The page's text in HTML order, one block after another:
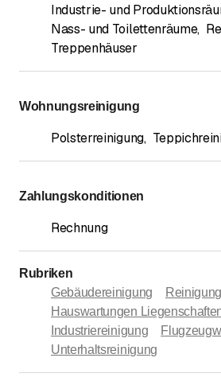
Industrie- und
Nass- und Toilettenräume,
Treppenhäuser
Wohnungsreinigung
Polsterreinigung,
Zahlungskonditionen
Rechnung
Rubriken
Gebäudereinigung
Hauswartungen
Industriereinigung
Unterhaltsreinigung